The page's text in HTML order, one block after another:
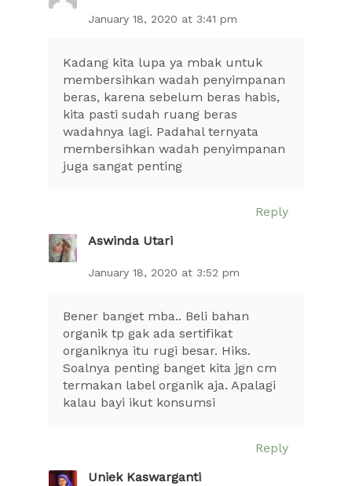
January 18, 2020 at 3:41 pm
Kadang kita lupa ya mbak untuk
membersihkan wadah penyimpanan
beras, karena sebelum beras habis,
kita pasti sudah ruang beras
wadahnya lagi. Padahal ternyata
membersihkan wadah penyimpanan
juga sangat penting
Reply
Aswinda Utari
January 18, 2020 at 3:52 pm
Bener banget mba.. Beli bahan
organik tp gak ada sertifikat
organiknya itu rugi besar. Hiks.
Soalnya penting banget kita jgn cm
termakan label organik aja. Apalagi
kalau bayi ikut konsumsi
Reply
Uniek Kaswarganti